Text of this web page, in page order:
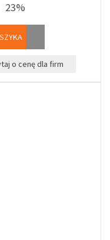
23%
o cenę dla firm